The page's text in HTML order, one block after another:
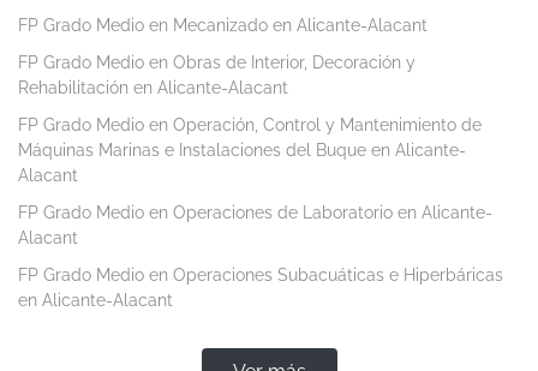
FP Grado Medio en Mecanizado en Alicante-Alacant
FP Grado Medio en Obras de Interior, Decoración y
Rehabilitación en Alicante-Alacant
FP Grado Medio en Operación, Control y Mantenimiento de
Máquinas Marinas e Instalaciones del Buque en Alicante-
Alacant
FP Grado Medio en Operaciones de Laboratorio en Alicante-
Alacant
FP Grado Medio en Operaciones Subacuáticas e Hiperbáricas
en Alicante-Alacant